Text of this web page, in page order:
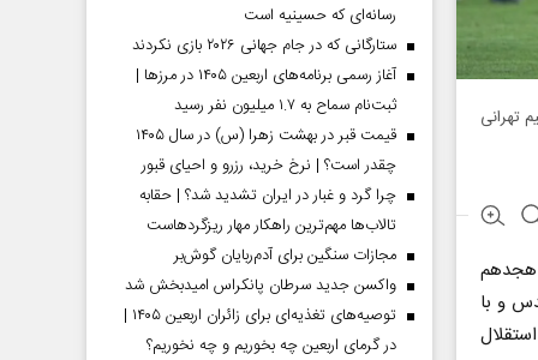
تهرانی
هجدهم
شهر قدس و با
۲ بر صفر به سود استقلال
رسانه‌ای که حسینیه است
ستارگانی که در جام جهانی ۲۰۲۶ بازی نکردند
آغاز رسمی برنامه‌های اربعین ۱۴۰۵ در مرز‌ها |
ثبت‌نام سماح به ۱.۷ میلیون نفر رسید
قیمت قبر در بهشت زهرا (س) در سال ۱۴۰۵
چقدر است؟ | نرخ خرید، رزرو و احیای قبور
چرا گرد و غبار در ایران تشدید شد؟ | حقابه
تالاب‌ها مهم‌ترین راهکار مهار ریزگردهاست
مجازات سنگین برای آدم‌ربایان گوش‌بر
واکسن جدید سرطان پانکراس امیدبخش شد
توصیه‌های تغذیه‌ای برای زائران اربعین ۱۴۰۵ |
در گرمای اربعین چه بخوریم و چه نخوریم؟